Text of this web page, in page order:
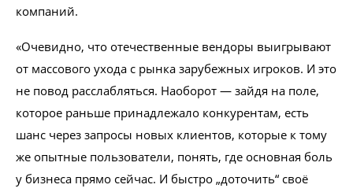
компаний.
«Очевидно, что отечественные вендоры выигрывают
от массового ухода с рынка зарубежных игроков. И это
не повод расслабляться. Наоборот — зайдя на поле,
которое раньше принадлежало конкурентам, есть
шанс через запросы новых клиентов, которые к тому
же опытные пользователи, понять, где основная боль
у бизнеса прямо сейчас. И быстро „доточить“ своё